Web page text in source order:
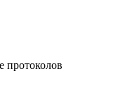
протоколов